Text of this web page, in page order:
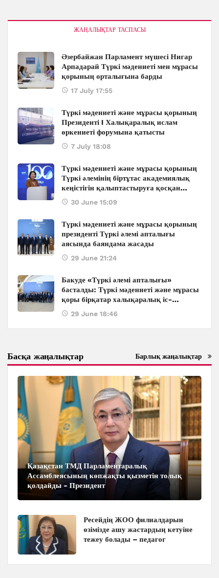
ЖАҢАЛЫҚТАР ТАСПАСЫ
Әзербайжан Парламент мүшесі Нигар
Арпадарай Түркі мәдениеті мен мұрасы
қорының орталығына барды
17 July 17:55
Түркі мәдениеті және мұрасы қорының
Президенті I Халықаралық ислам
өркениеті форумына қатысты
7 July 18:08
Түркі мәдениеті және мұрасы қорының
Түркі әлемінің біртұтас академиялық
кеңістігін қалыптастыруға қосқан
ауқымды қолдауы: Бакуде өтіп жатқан
30 June 15:09
Түркі мәдениеті және мұрасы қорының
президенті Түркі әлемі апталығы
аясында баяндама жасады
29 June 21:24
Бакуде «Түркі әлемі апталығы»
басталды: Түркі мәдениеті және мұрасы
қоры бірқатар халықаралық іс-
шараларды ұйымдастырады
29 June 18:46
Басқа жаңалықтар Барлық жаңалықтар
Қазақстан ТМД Парламентаралық
Ассамблеясының көпжақты қызметін толық
қолдайды - Президент
Ресейдің ЖОО филиалдарын
өзімізде ашу жастардың кетуіне
тежеу болады – педагог